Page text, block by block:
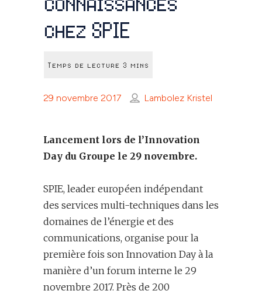
chez SPIE
29 novembre 2017 Lambolez Kristel
Lancement lors de l’Innovation
Day du Groupe le 29 novembre.
SPIE, leader européen indépendant
des services multi-techniques dans les
domaines de l’énergie et des
communications, organise pour la
première fois son Innovation Day à la
manière d’un forum interne le 29
novembre 2017. Près de 200